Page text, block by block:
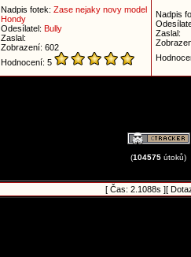
Nadpis fotek: Zase nejaky novy model
Hondy
Odesílatel: Bully
Zaslal:
Zobrazení: 602
Hodnocení: 5
Nadpis
Zaslal:
(104575 útoků)
[ Čas: 2.1088s ][